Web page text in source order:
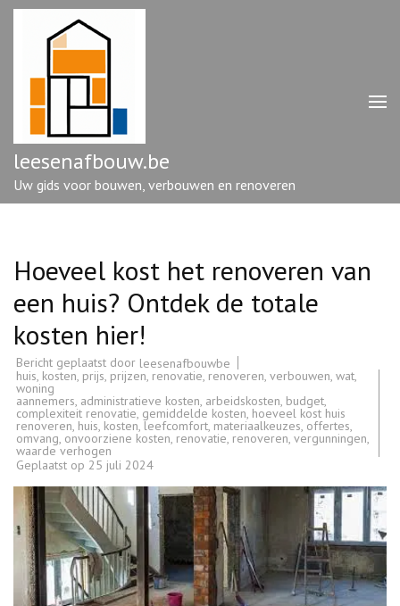
Ga
enter)
leesenafbouw.be
Uw gids voor bouwen, verbouwen en renoveren
Hoeveel kost het renoveren van
een huis? Ontdek de totale
kosten hier!
Bericht geplaatst door leesenafbouwbe
huis, kosten, prijs, prijzen, renovatie, renoveren, verbouwen, wat,
woning
aannemers, administratieve kosten, arbeidskosten, budget,
complexiteit renovatie, gemiddelde kosten, hoeveel kost huis
renoveren, huis, kosten,leefcomfort, materiaalkeuzes, offertes,
omvang, onvoorziene kosten, renovatie, renoveren, vergunningen,
waarde verhogen
Geplaatst op 25 juli 2024